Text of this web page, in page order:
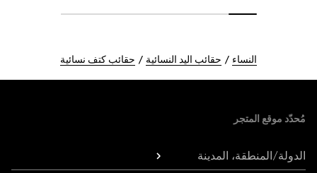
النساء حقائب اليد النسائية حقائب كتف نسائية
مُحدّد موقع المتجر
الدولة/المنطقة، المدينة